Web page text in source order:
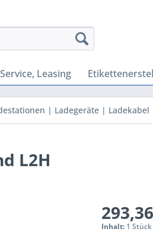
Leasing
| Ladegeräte | Ladekabel
L2H
Inhalt: 1 Stück